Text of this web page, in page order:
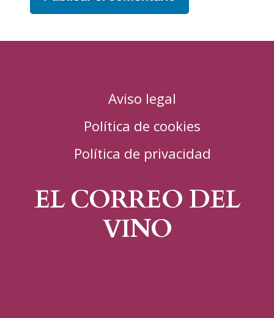
Aviso legal
Política de cookies
Política de privacidad
EL CORREO DEL
VINO